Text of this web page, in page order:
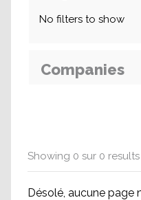
Showing 0 sur 0 results
Désolé, aucune page
No filters to show
Companies